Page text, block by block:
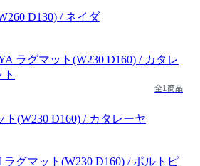
D130) / ネイダ
全1商品
(W230 D160) / カタレーヤ